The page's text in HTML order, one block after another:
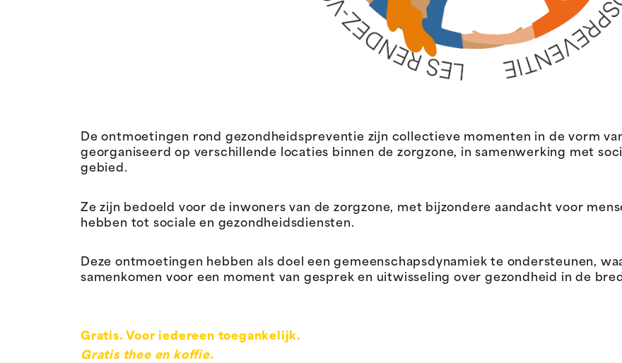
De ontmoetingen rond gezondheidspreventie zijn collectieve momenten in de vorm
georganiseerd op verschillende locaties binnen de zorgzone, in samenwerking met
gebied.
Ze zijn bedoeld voor de inwoners van de zorgzone, met bijzondere aandacht voor
hebben tot sociale en gezondheidsdiensten.
Deze ontmoetingen hebben als doel een gemeenschapsdynamiek te ondersteunen,
samenkomen voor een moment van gesprek en uitwisseling over gezondheid in de
Gratis. Voor iedereen toegankelijk.
Gratis thee en koffie.